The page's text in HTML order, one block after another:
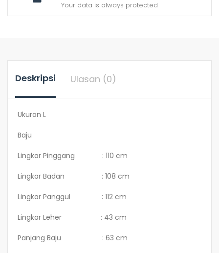
Your data is always protected
Deskripsi Ulasan (0)
Ukuran L
Baju
Lingkar Pinggang : 110 cm
Lingkar Badan : 108 cm
Lingkar Panggul : 112 cm
Lingkar Leher : 43 cm
Panjang Baju : 63 cm